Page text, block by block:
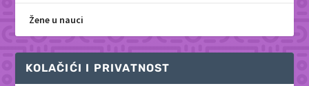
Žene u nauci
KOLAČIĆI I PRIVATNOST